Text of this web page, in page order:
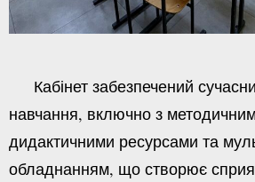
Кабінет забезпечений
навчання, включно з
дидактичними ресурсами та
обладнанням, що створює